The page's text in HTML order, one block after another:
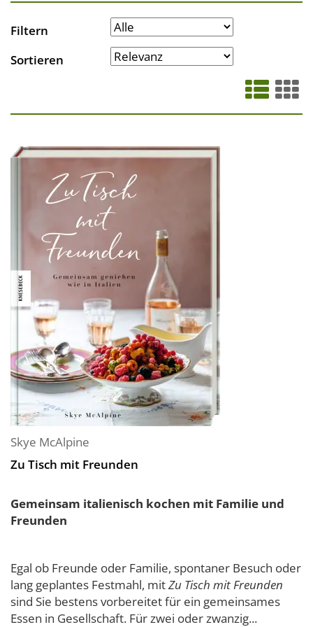
Filtern
Sortieren
Skye McAlpine
Zu Tisch mit Freunden
Gemeinsam italienisch kochen mit Familie und
Freunden
Egal ob Freunde oder Familie, spontaner Besuch oder
lang geplantes Festmahl, mitZu Tisch mit Freunden
sind Sie bestens vorbereitet für ein gemeinsames
Essen in Gesellschaft. Für zwei oder zwanzig...